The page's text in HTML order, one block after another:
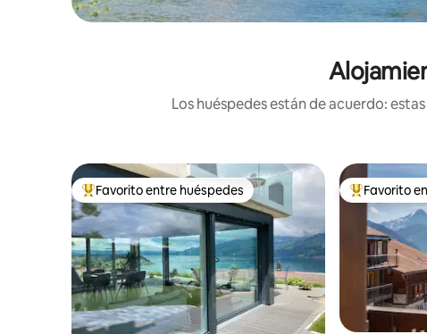
Los huéspedes están de acuerdo:
De los mejores en Favorito entre huéspedes
Favorito entre huéspedes De los
Favorito